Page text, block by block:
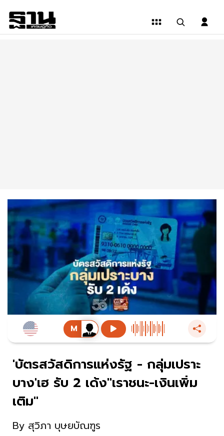
'บัตรสวัสดิการแห่งรัฐ - กลุ่มเปราะ
บาง'เฮ รับ 2 เด้ง"เราชนะ-เงินเพิ่ม
เติม"
By สุวิภา บุษยบัณฑูร